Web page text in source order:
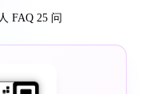
FAQ 25 问